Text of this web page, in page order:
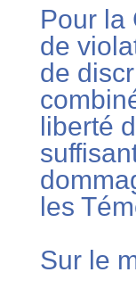
Pour la
de
de
liberté
les
Sur le